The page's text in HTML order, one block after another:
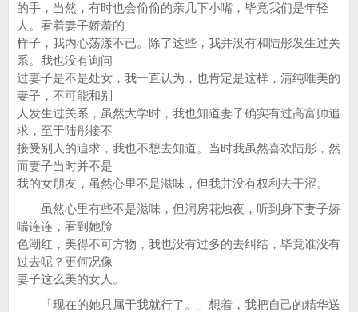
的手，当然，有时也会偷偷的亲几下小嘴，毕竟我们是年轻
人。看着妻子娇羞的
样子，我内心荡漾不已。除了这些，我并没有和陆彤发生过关
系。我也没有询问
过妻子是不是处女，我一直认为，也肯定是这样，清纯唯美的
妻子，不可能和别
人发生过关系，虽然大学时，我也知道妻子确实有过高富帅追
求，至于陆彤接不
接受别人的追求，我也不想去知道。当时我虽然喜欢陆彤，然
而妻子当时并不是
我的女朋友，虽然心里不是滋味，但我并没有权利去干涩。
虽然心里有些不是滋味，但洞房花烛夜，听到身下妻子娇
喘连连，看到她脸
色潮红，美得不可方物，我也没有过多的去纠结，毕竟谁没有
过去呢？更何况像
妻子这么美的女人。
「现在的她只属于我就行了。」想着，我把自己的精华送